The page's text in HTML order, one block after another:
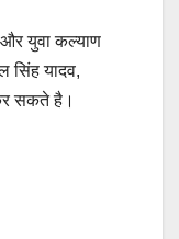
युवा कल्याण
सिंह यादव,
सकते है।